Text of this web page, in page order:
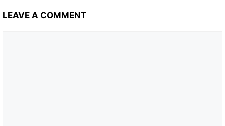
LEAVE A COMMENT